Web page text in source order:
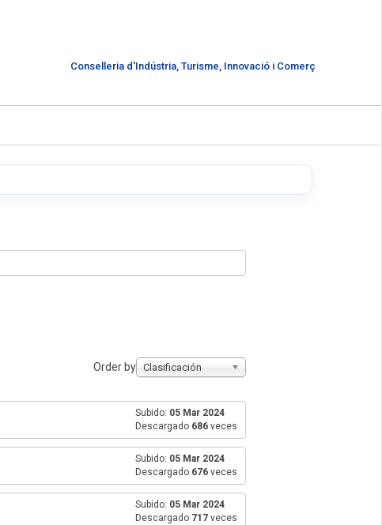
Conselleria d'Indústria, Turisme, Innovació i Comerç
Order by Clasificación
Subido: 05 Mar 2024
Descargado 686 veces
Subido: 05 Mar 2024
Descargado 676 veces
Subido: 05 Mar 2024
Descargado 717 veces